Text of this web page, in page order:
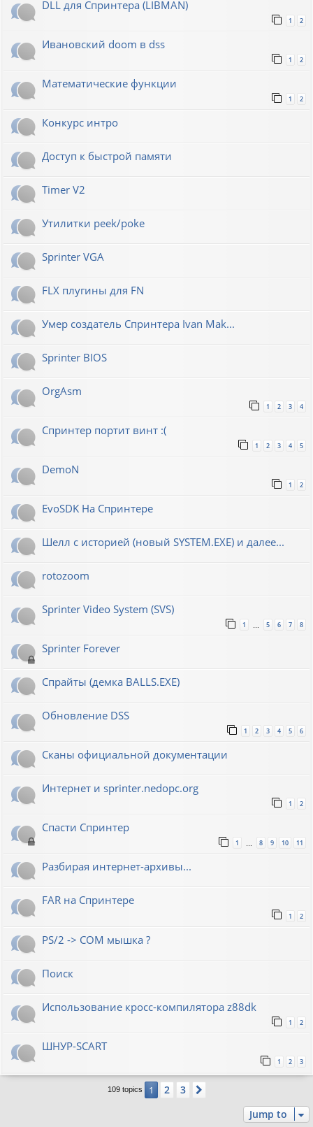
DLL для Спринтера (LIBMAN)
1 2
Ивановский doom в dss
1 2
Математические функции
1 2
Конкурс интро
Доступ к быстрой памяти
Timer V2
Утилитки peek/poke
Sprinter VGA
FLX плугины для FN
Умер создатель Спринтера Ivan Mak...
Sprinter BIOS
OrgAsm
1 2 3 4
Спринтер портит винт :(
1 2 3 4 5
DemoN
1 2
EvoSDK На Спринтере
Шелл с историей (новый SYSTEM.EXE) и далее...
rotozoom
Sprinter Video System (SVS)
1 … 5 6 7 8
Sprinter Forever
Спрайты (демка BALLS.EXE)
Обновление DSS
1 2 3 4 5 6
Сканы официальной документации
Интернет и sprinter.nedopc.org
1 2
Спасти Спринтер
1 … 8 9 10 11
Разбирая интернет-архивы...
FAR на Спринтере
1 2
PS/2 -> COM мышка ?
Поиск
Использование кросс-компилятора z88dk
1 2
ШНУР-SCART
1 2 3
109 topics 1 2 3
Jump to